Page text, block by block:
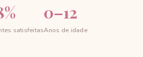
satisfeitas
0–12
Anos de idade